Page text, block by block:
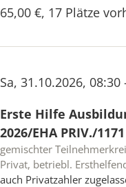
65,00 €, 17 Plätze
Sa, 31.10.2026, 08:30
Erste Hilfe
2026/EHA PRIV./1171
gemischter
Privat, betriebl.
auch Privatzahler